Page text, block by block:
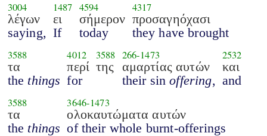
3004
λέγων
saying,
1487
ει
If
4594
σήμερον
today
4317
προσαγηόχασι
they have brought
3588
τα
the things
4012
περί
for
3588
της
266-1473
αμαρτίας αυτών
their sinoffering,
2532
και
and
3588
τα
the things
3646-1473
ολοκαυτώματα αυτών
of their whole burnt-offerings